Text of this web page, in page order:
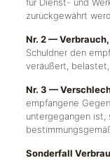
zurückgewährt
Nr. 2 —
Schuldner den
veräußert,
Nr. 3 —
empfangene
untergegangen
Sonderfall